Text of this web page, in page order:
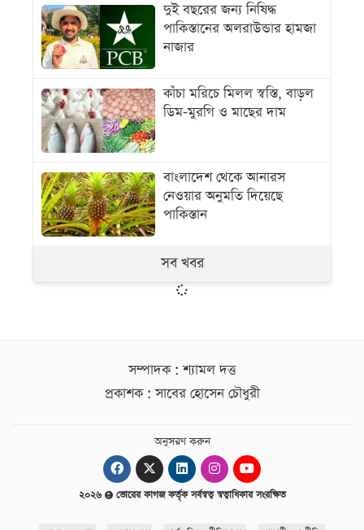
দুই বছরের জন্য নিষিদ্ধ
পাকিস্তানের অলরাউন্ডার হামজা
নাজার
কাঁচা মরিচে মিলল স্বস্তি, বাড়ল
ডিম-মুরগি ও মাছের দাম
বাংলাদেশ থেকে আনারস
নেওয়ার অনুমতি দিয়েছে
পাকিস্তান
সব খবর
সম্পাদক : শ্যামল দত্ত
প্রকাশক : সাবের হোসেন চৌধুরী
অনুসরণ করুন
২০২৬ ভোরের কাগজ কর্তৃক সর্বস্বত্ব স্বত্বাধিকার সংরক্ষিত